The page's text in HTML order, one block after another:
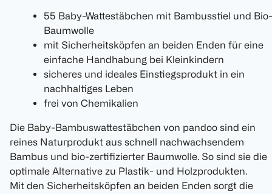
55 Baby-Wattestäbchen mit Bambusstiel und Bio-
Baumwolle
mit Sicherheitsköpfen an beiden Enden für eine
einfache Handhabung bei Kleinkindern
sicheres und ideales Einstiegsprodukt in ein
nachhaltiges Leben
frei von Chemikalien
Die Baby-Bambuswattestäbchen von pandoo sind ein
reines Naturprodukt aus schnell nachwachsendem
Bambus und bio-zertifizierter Baumwolle. So sind sie die
optimale Alternative zu Plastik- und Holzprodukten.
Mit den Sicherheitsköpfen an beiden Enden sorgt die